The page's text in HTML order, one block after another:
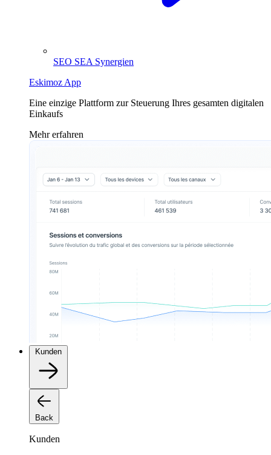
SEO SEA Synergien
Eskimoz App
Eine einzige Plattform zur Steuerung Ihres gesamten digitalen
Einkaufs
Mehr erfahren
Kunden
Back
Kunden